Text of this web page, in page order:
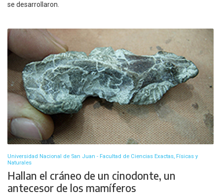
se desarrollaron.
Universidad Nacional de San Juan - Facultad de Ciencias Exactas, Físicas y
Naturales
Hallan el cráneo de un cinodonte, un
antecesor de los mamíferos